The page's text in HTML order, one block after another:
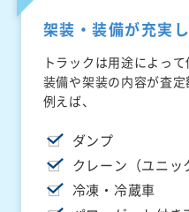
架装・装備が充実
トラックは用途によっ
装備や架装の内容が査定
例えば、
ダンプ
クレーン（ユニッ
冷凍・冷蔵車